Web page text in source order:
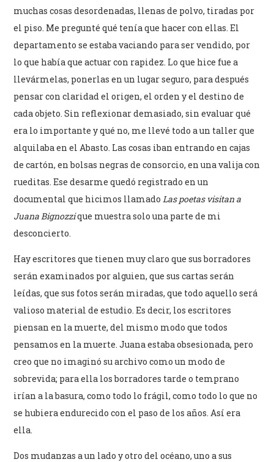
muchas cosas desordenadas, llenas de polvo, tiradas por
el piso. Me pregunté qué tenía que hacer con ellas. El
departamento se estaba vaciando para ser vendido, por
lo que había que actuar con rapidez. Lo que hice fue a
llevármelas, ponerlas en un lugar seguro, para después
pensar con claridad el origen, el orden y el destino de
cada objeto. Sin reflexionar demasiado, sin evaluar qué
era lo importante y qué no, me llevé todo a un taller que
alquilaba en el Abasto. Las cosas iban entrando en cajas
de cartón, en bolsas negras de consorcio, en una valija con
rueditas. Ese desarme quedó registrado en un
documental que hicimos llamadoLas poetas visitan a
Juana Bignozzique muestra solo una parte de mi
desconcierto.
Hay escritores que tienen muy claro que sus borradores
serán examinados por alguien, que sus cartas serán
leídas, que sus fotos serán miradas, que todo aquello será
valioso material de estudio. Es decir, los escritores
piensan en la muerte, del mismo modo que todos
pensamos en la muerte. Juana estaba obsesionada, pero
creo que no imaginó su archivo como un modo de
sobrevida; para ella los borradores tarde o temprano
irían a la basura, como todo lo frágil, como todo lo que no
se hubiera endurecido con el paso de los años. Así era
ella.
Dos mudanzas a un lado y otro del océano, uno a sus